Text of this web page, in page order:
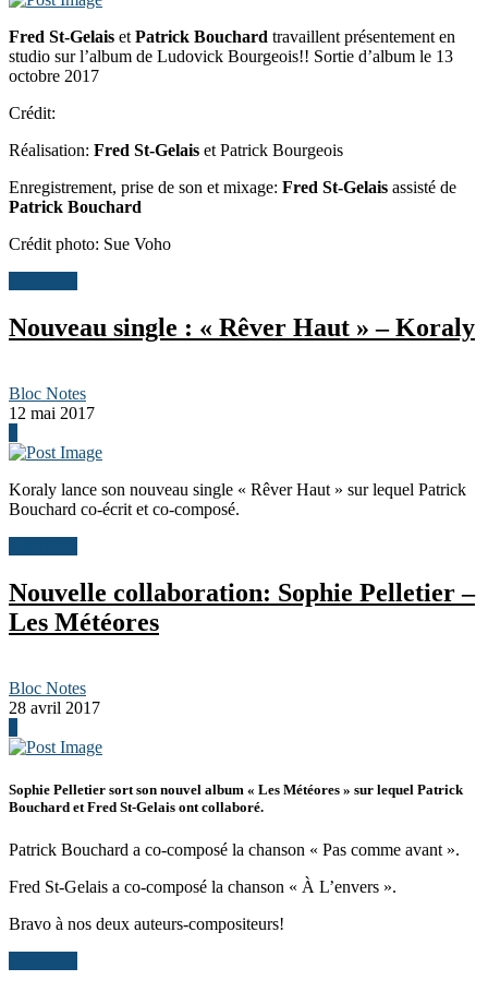
Fred St-Gelais etPatrick Bouchard travaillent présentement en
studio sur l’album de Ludovick Bourgeois!! Sortie d’album le 13
octobre 2017
Crédit:
Réalisation: Fred St-Gelais et Patrick Bourgeois
Enregistrement, prise de son et mixage: Fred St-Gelais assisté de
Patrick Bouchard
Crédit photo: Sue Voho
Nouveau single : « Rêver Haut » – Koraly
Bloc Notes
12 mai 2017
Koraly lance son nouveau single « Rêver Haut » sur lequel Patrick
Bouchard co-écrit et co-composé.
Nouvelle collaboration: Sophie Pelletier –
Les Météores
Bloc Notes
28 avril 2017
Sophie Pelletier sort son nouvel album « Les Météores » sur lequel Patrick
Bouchard et Fred St-Gelais ont collaboré.
Patrick Bouchard a co-composé la chanson « Pas comme avant ».
Fred St-Gelais a co-composé la chanson « À L’envers ».
Bravo à nos deux auteurs-compositeurs!